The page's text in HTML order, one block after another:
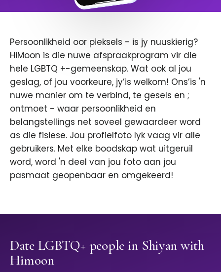
Persoonlikheid oor pieksels - is jy nuuskierig?
HiMoon is die nuwe afspraakprogram vir die
hele LGBTQ +-gemeenskap. Wat ook al jou
geslag, of jou voorkeure, jy’is welkom! Ons’is 'n
nuwe manier om te verbind, te gesels en ;
ontmoet - waar persoonlikheid en
belangstellings net soveel gewaardeer word
as die fisiese. Jou profielfoto lyk vaag vir alle
gebruikers. Met elke boodskap wat uitgeruil
word, word 'n deel van jou foto aan jou
pasmaat geopenbaar en omgekeerd!
Date LGBTQ+ people in Shiyan with
Himoon